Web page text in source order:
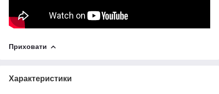
Приховати
Характеристики